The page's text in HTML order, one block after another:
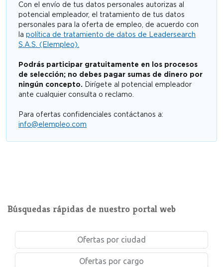
Con el envío de tus datos personales autorizas al
potencial empleador, el tratamiento de tus datos
personales para la oferta de empleo, de acuerdo con
la política de tratamiento de datos de Leadersearch
S.A.S. (Elempleo).
Podrás participar gratuitamente en los procesos
de selección; no debes pagar sumas de dinero por
ningún concepto. Dirígete al potencial empleador
ante cualquier consulta o reclamo.
Para ofertas confidenciales contáctanos a:
info@elempleo.com
Búsquedas rápidas de nuestro portal web
Ofertas por ciudad
Ofertas por cargo